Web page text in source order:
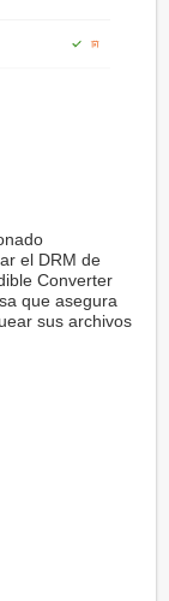
el DRM de
Converter
que asegura
sus archivos